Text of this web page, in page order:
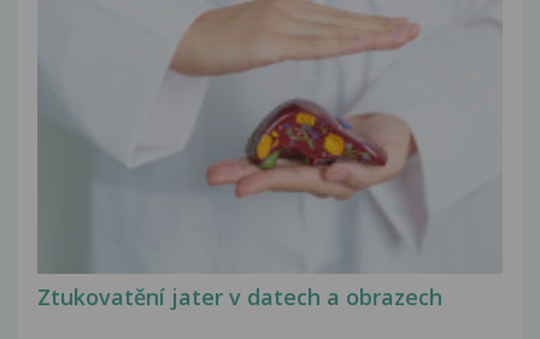
Ztukovatění jater v datech a obrazech